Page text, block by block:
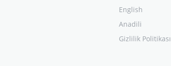
English
Anadili
Gizlilik Politikası